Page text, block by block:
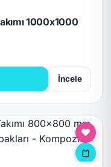
1000x1000
İncele